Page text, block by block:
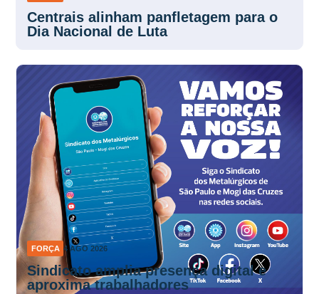
Centrais alinham panfletagem para o
Dia Nacional de Luta
FORÇA 4 AGO 2026
Sindicato amplia presença digital e
aproxima trabalhadores